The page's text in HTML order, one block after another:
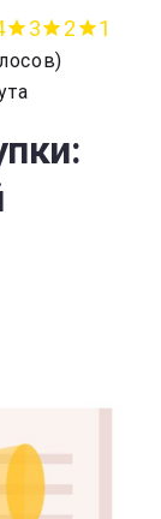
3 2 1
)